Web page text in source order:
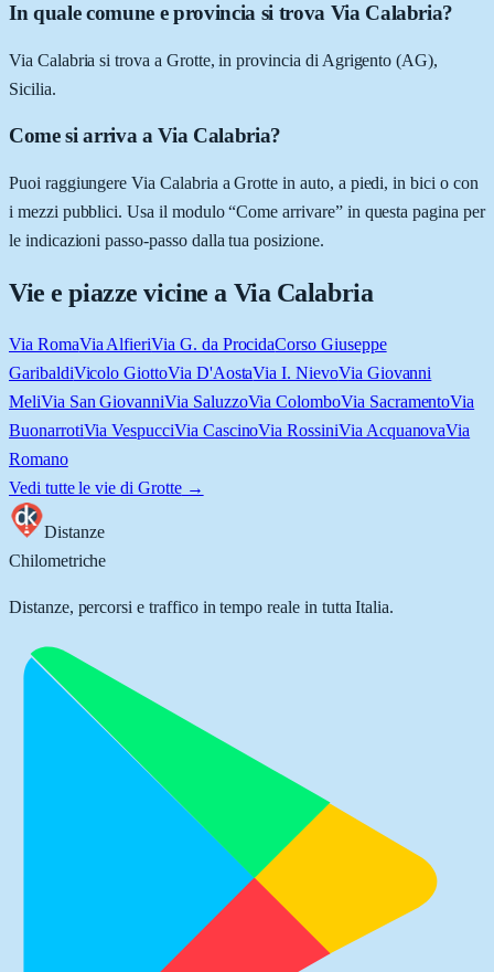
In quale comune e provincia si trova Via Calabria?
Via Calabria si trova a Grotte, in provincia di Agrigento (AG),
Sicilia.
Come si arriva a Via Calabria?
Puoi raggiungere Via Calabria a Grotte in auto, a piedi, in bici o con
i mezzi pubblici. Usa il modulo “Come arrivare” in questa pagina per
le indicazioni passo-passo dalla tua posizione.
Vie e piazze vicine a Via Calabria
Via RomaVia AlfieriVia G. da ProcidaCorso Giuseppe
GaribaldiVicolo GiottoVia D'AostaVia I. NievoVia Giovanni
MeliVia San GiovanniVia SaluzzoVia ColomboVia SacramentoVia
BuonarrotiVia VespucciVia CascinoVia RossiniVia AcquanovaVia
Romano
Vedi tutte le vie di Grotte→
Distanze
Chilometriche
Distanze, percorsi e traffico in tempo reale in tutta Italia.